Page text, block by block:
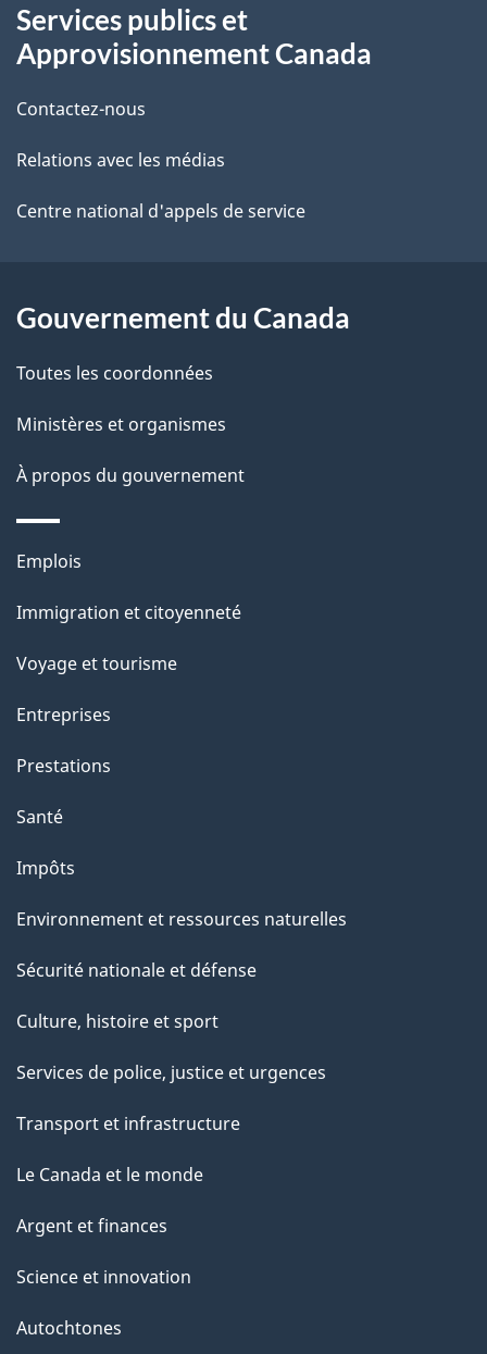
i
s
d
e
a
p
a
g
e
propos
de
ce
site
Services publics et
Approvisionnement Canada
Contactez-nous
Relations avec les médias
Centre national d'appels de service
Gouvernement du Canada
Toutes les coordonnées
Ministères et organismes
À propos du gouvernement
Thèmes
sujets
Emplois
Immigration et citoyenneté
Voyage et tourisme
Entreprises
Prestations
Santé
Impôts
Environnement et ressources naturelles
Sécurité nationale et défense
Culture, histoire et sport
Services de police, justice et urgences
Transport et infrastructure
Le Canada et le monde
Argent et finances
Science et innovation
Autochtones